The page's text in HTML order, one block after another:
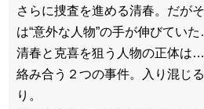
さらに捜査を進める清春。だが
は“意外な人物”の手が伸びてい
清春と克喜を狙う人物の正体は…
絡み合う２つの事件。入り混じ
り。